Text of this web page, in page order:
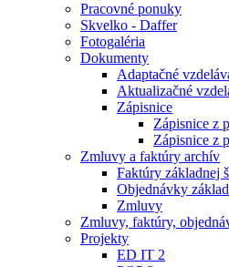
Pracovné ponuky
Skvelko - Daffer
Fotogaléria
Dokumenty
Adaptačné
Aktualizačné
Zápisnice
Zápisnice z
Zápisnice z
Zmluvy a faktúry archív
Faktúry základnej
Objednávky
Zmluvy
Zmluvy, faktúry,
Projekty
ED IT 2